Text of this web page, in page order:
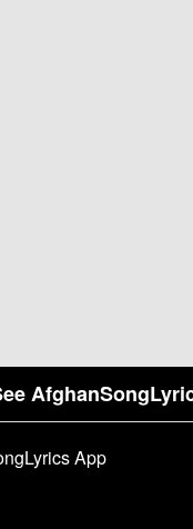
App
by Samim Wafa.